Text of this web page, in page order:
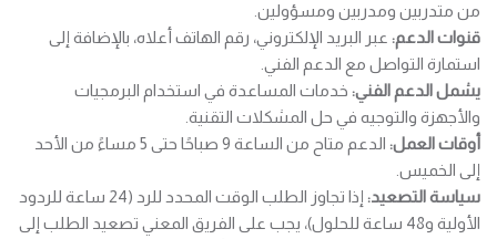
من متدربين ومدربين ومسؤولين.
قنوات الدعم: عبر البريد الإلكتروني، رقم الهاتف أعلاه، بالإضافة إلى
استمارة التواصل مع الدعم الفني.
يشمل الدعم الفني: خدمات المساعدة في استخدام البرمجيات
والأجهزة والتوجيه في حل المشكلات التقنية.
أوقات العمل:
الدعم متاح من الساعة 9 صباحًا حتى 5 مساءً من الأحد
إلى الخميس.
سياسة التصعيد:
إذا تجاوز الطلب الوقت المحدد للرد (24 ساعة للردود
الأولية و48 ساعة للحلول)، يجب على الفريق المعني تصعيد الطلب إلى